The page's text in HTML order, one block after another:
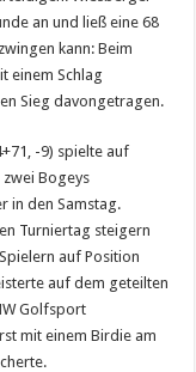
an und ließ eine 68
kann: Beim
einem Schlag
Sieg davongetragen.
-9) spielte auf
zwei Bogeys
in den Samstag.
Turniertag steigern
auf Position
auf dem geteilten
Golfsport
mit einem Birdie am